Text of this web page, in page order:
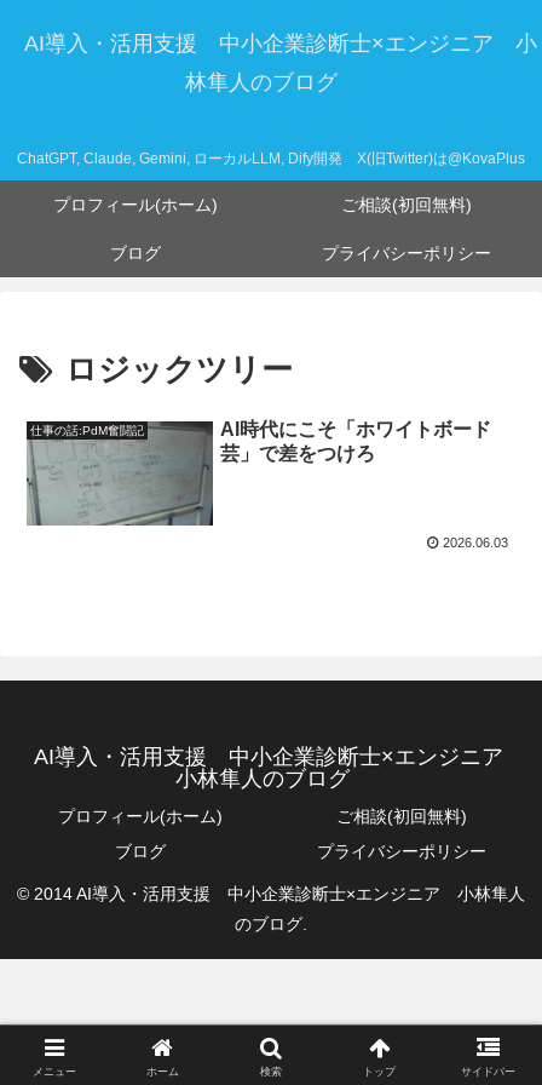
AI導入・活用支援 中小企業診断士×エンジニア 小
林隼人のブログ
ChatGPT, Claude, Gemini, ローカルLLM, Dify開発 X(旧Twitter)は@KovaPlus
プロフィール(ホーム) ご相談(初回無料)
ブログ プライバシーポリシー
ロジックツリー
仕事の話:PdM奮闘記
AI時代にこそ「ホワイトボード
芸」で差をつけろ
2026.06.03
AI導入・活用支援 中小企業診断士×エンジニア
小林隼人のブログ
プロフィール(ホーム)
ご相談(初回無料)
ブログ
プライバシーポリシー
© 2014 AI導入・活用支援 中小企業診断士×エンジニア 小林隼人
のブログ.
メニュー ホーム 検索 トップ サイドバー